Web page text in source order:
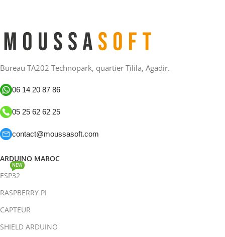
Bureau TA202 Technopark, quartier Tilila, Agadir.
06 14 20 87 86
05 25 62 62 25
contact@moussasoft.com
ARDUINO MAROC
ESP32
NEW
RASPBERRY PI
CAPTEUR
SHIELD ARDUINO